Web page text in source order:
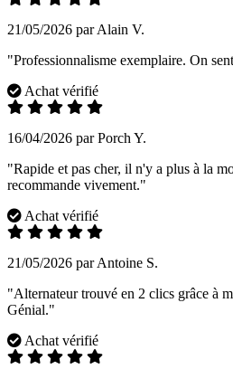
21/05/2026 par Alain V.
"Professionnalisme exemplaire. On
Achat vérifié
16/04/2026 par Porch Y.
"Rapide et pas cher, il n'y a plus à la
recommande vivement."
Achat vérifié
21/05/2026 par Antoine S.
"Alternateur trouvé en 2 clics grâce à
Génial."
Achat vérifié